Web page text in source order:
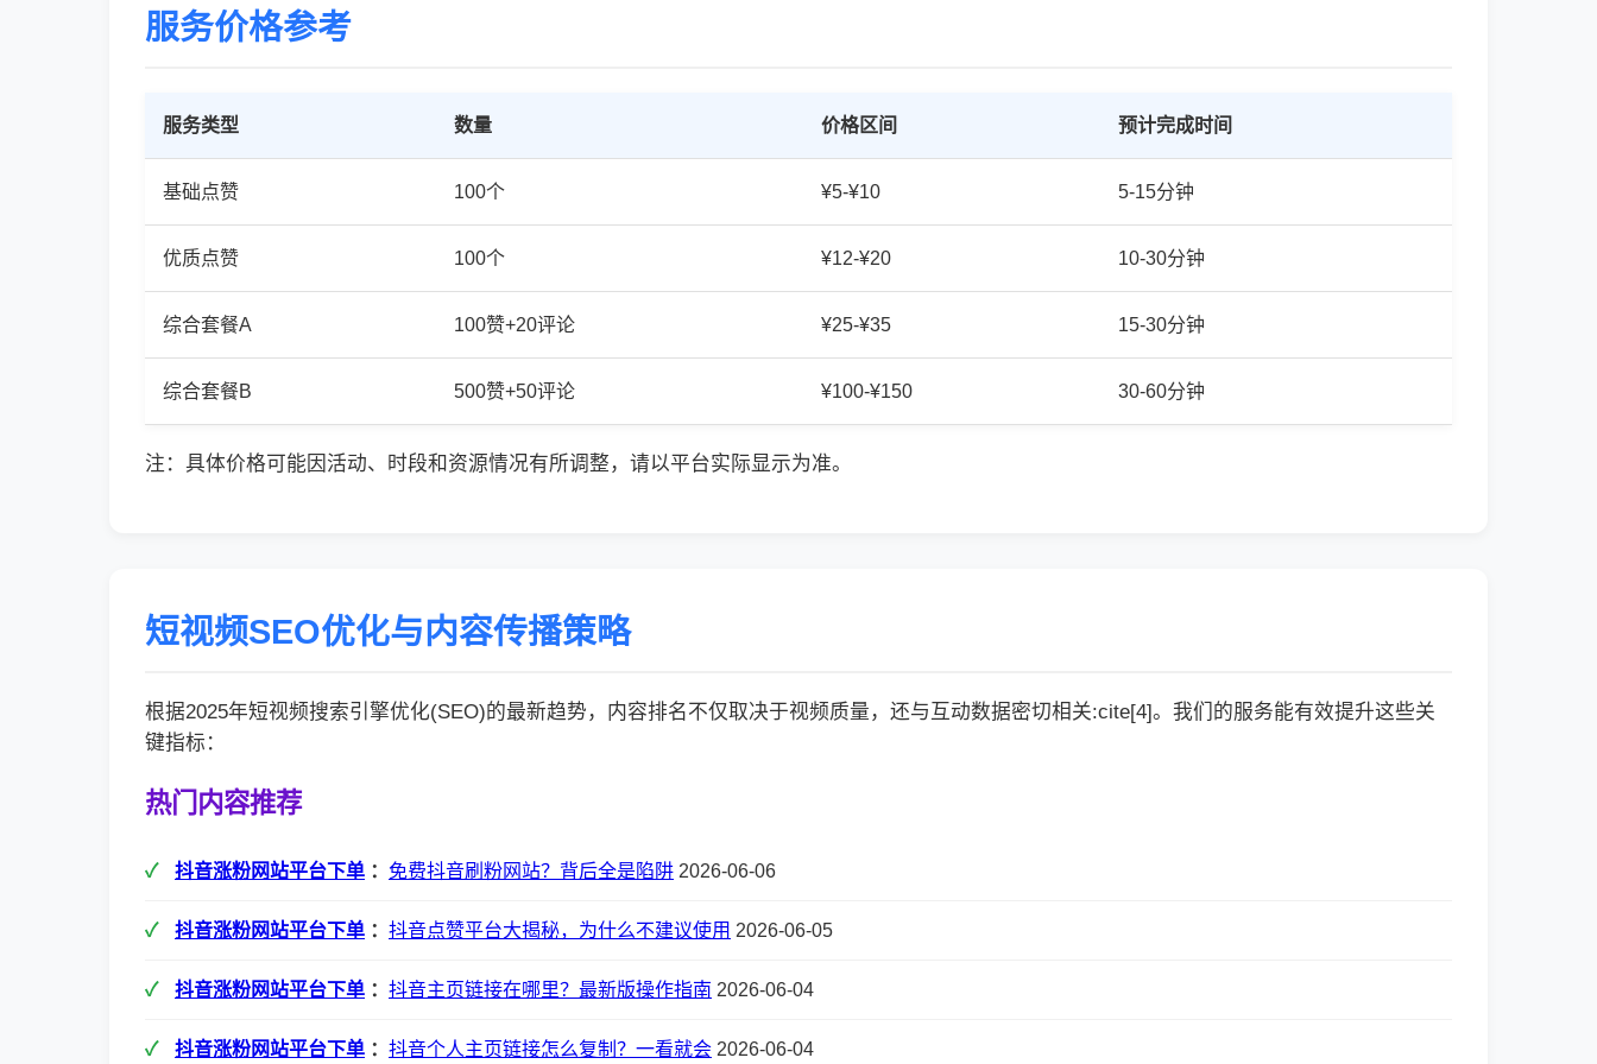
服务价格参考
服务类型 数量 价格区间 预计完成时间
基础点赞 100个 ¥5-¥10 5-15分钟
优质点赞 100个 ¥12-¥20 10-30分钟
综合套餐A 100赞+20评论 ¥25-¥35 15-30分钟
综合套餐B 500赞+50评论 ¥100-¥150 30-60分钟
注：具体价格可能因活动、时段和资源情况有所调整，请以平台实际显示为准。
短视频SEO优化与内容传播策略
根据2025年短视频搜索引擎优化(SEO)的最新趋势，内容排名不仅取决于视频质量，还与互动数据密切相关:cite[4]。我们的服务能有效提升这些关
键指标：
热门内容推荐
抖音涨粉网站平台下单 ： 免费抖音刷粉网站？背后全是陷阱 2026-06-06
抖音涨粉网站平台下单 ： 抖音点赞平台大揭秘，为什么不建议使用 2026-06-05
抖音涨粉网站平台下单 ： 抖音主页链接在哪里？最新版操作指南 2026-06-04
抖音涨粉网站平台下单 ： 抖音个人主页链接怎么复制？一看就会 2026-06-04